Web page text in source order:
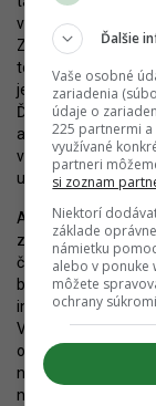
v tej dobe mali byť
Zrealizovaný bude
to isté sa
jedného z
Ďalšie by mali byť
aby už bola v
výstavba by mala
ulice
Ak sa všetky tieto
zanedbanej
časť metropoly so
bytov a pracovísk,
infraštruktúrou
V neposlednom
odstránenie
nechcené
neviditeľný, ale
Ďalšie
Vaše osobné
zariadenia
údaje o
225 partnermi
využívané
partneri
si zoznam
Niektorí
základe
námietku
alebo v ponuke
môžete
ochrany